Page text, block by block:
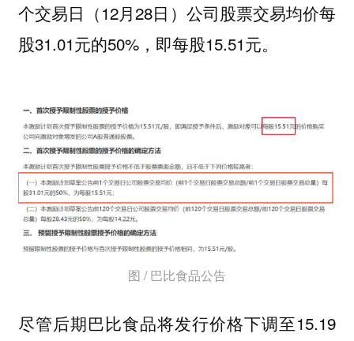
个交易日（12月28日）公司股票交易均价每
股31.01元的50%，即每股15.51元。
图 / 巴比食品公告
尽管后期巴比食品将发行价格下调至15.19